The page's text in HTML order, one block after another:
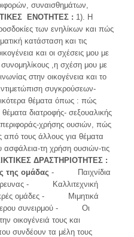
συναισθημάτων,
ΕΝΟΤΗΤΕΣ : 1). Η
των ενηλίκων και πώς
κατάσταση και τις
και οι σχέσεις μου με
,η σχέση μου με
στην οικογένεια και το
συγκρούσεων-
θέματα όπως : πώς
διατροφής- σεξουαλικής
χρήσης ουσιών, πώς
από τους άλλους για θέματα
τη χρήση ουσιών-τις
ΔΡΑΣΤΗΡΙΟΤΗΤΕΣ :
της ομάδας - Παιχνίδια
- Καλλιτεχνική
ομάδες - Μιμητικά
συνειρμού - Οι
οικογένειά τους και
συνδέουν τα μέλη τους